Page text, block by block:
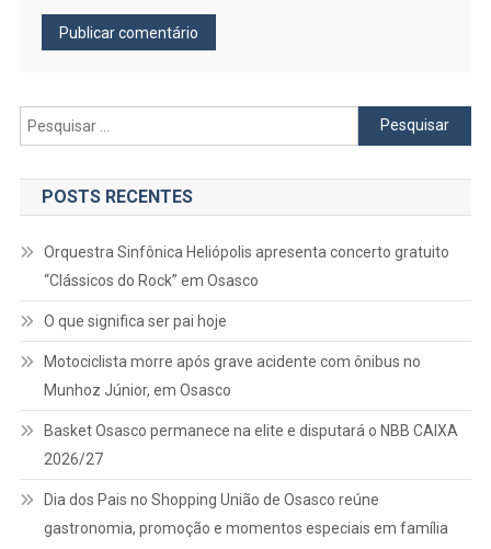
Pesquisar
por:
POSTS RECENTES
Orquestra Sinfônica Heliópolis apresenta concerto gratuito
“Clássicos do Rock” em Osasco
O que significa ser pai hoje
Motociclista morre após grave acidente com ônibus no
Munhoz Júnior, em Osasco
Basket Osasco permanece na elite e disputará o NBB CAIXA
2026/27
Dia dos Pais no Shopping União de Osasco reúne
gastronomia, promoção e momentos especiais em família